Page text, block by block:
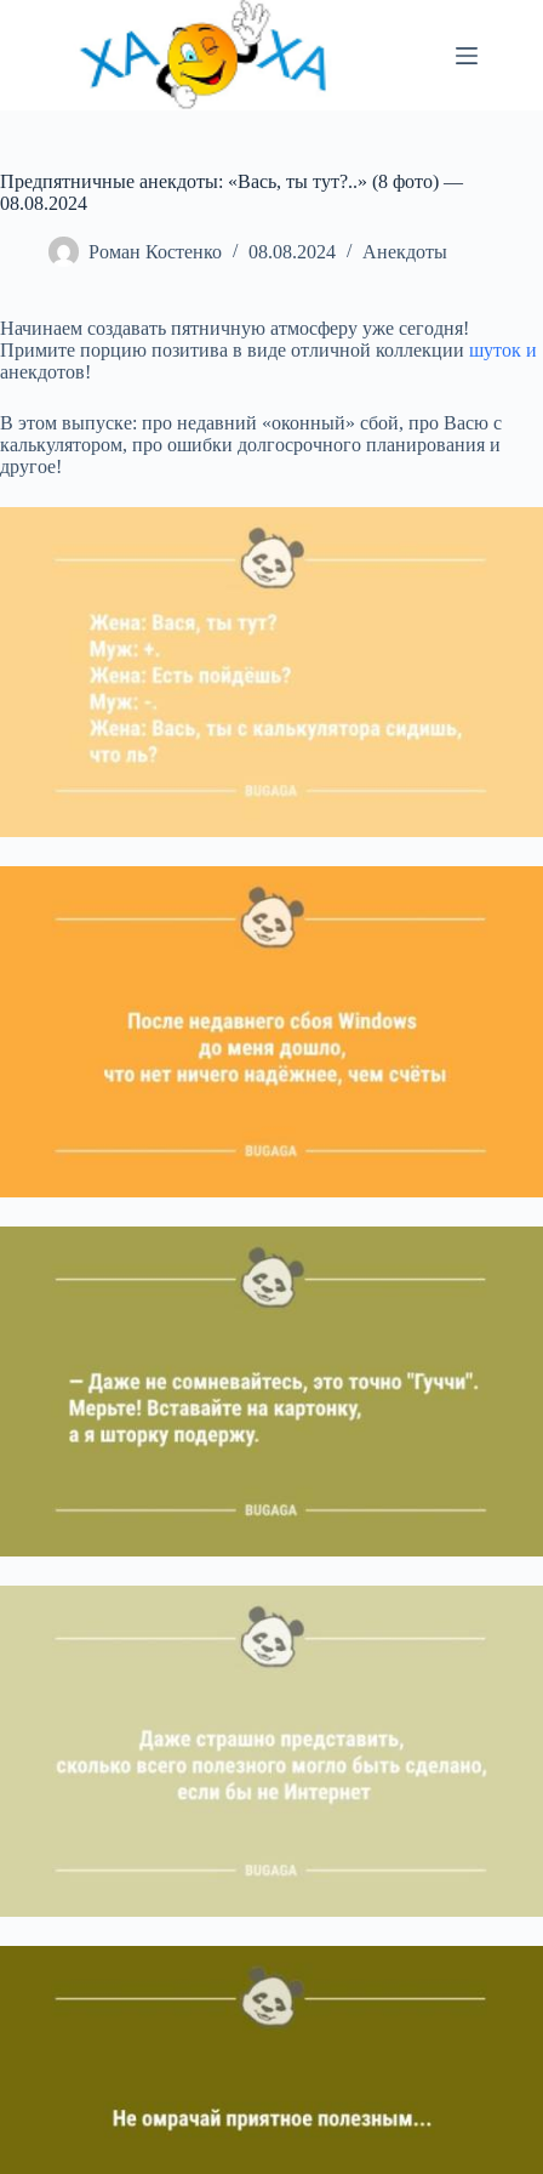
Предпятничные анекдоты: «Вась, ты тут?..» (8 фото) —
08.08.2024
Роман Костенко 08.08.2024 Анекдоты
Начинаем создавать пятничную атмосферу уже сегодня!
Примите порцию позитива в виде отличной коллекции шуток и
анекдотов!
В этом выпуске: про недавний «оконный» сбой, про Васю с
калькулятором, про ошибки долгосрочного планирования и
другое!